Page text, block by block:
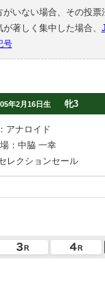
がいない場合、その投
著しく集中した場合、
号
年2月16日生 牝3
アナロイド
：中脇 一幸
レクションセール